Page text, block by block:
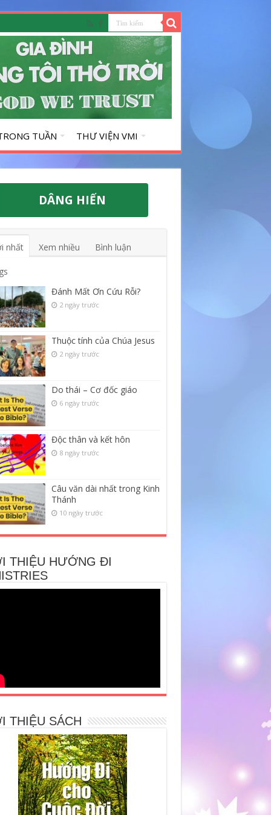
TUẦN THƯ VIỆN VMI
DÂNG HIẾN
nhất Xem nhiều Bình luận
Đánh Mất Ơn Cứu Rỗi?
2 ngày trước
Thuộc tính của Chúa Jesus
2 ngày trước
Do thái – Cơ đốc giáo
6 ngày trước
Độc thân và kết hôn
8 ngày trước
Câu văn dài nhất trong Kinh
Thánh
10 ngày trước
THIỆU HƯỚNG ĐI
THIỆU SÁCH